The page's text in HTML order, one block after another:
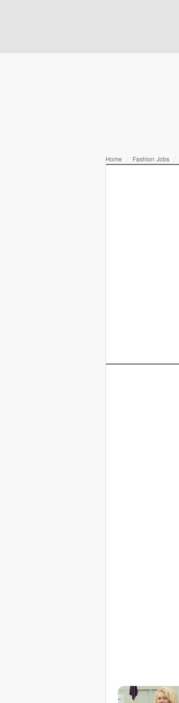
Home Fashion Jobs